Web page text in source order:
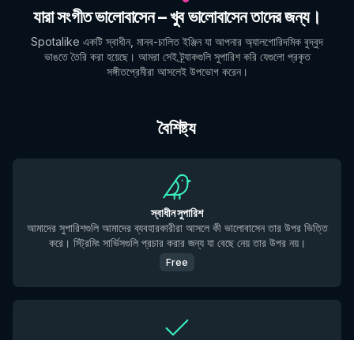
যারা সংগীত ভালোবাসেন – খুব ভালোবাসেন তাদের জন্য।
Spotalike একটি স্বাধীন, মানব-চালিত ইঞ্জিন যা আপনার অ্যালগোরিদমিক বুদ্বুদ
ভাঙতে তৈরি করা হয়েছে। আমরা সেই ট্র্যাকগুলি সুপারিশ করি যেগুলো প্রকৃত
সঙ্গীতপ্রেমীরা আসলেই উপভোগ করেন।
বৈশিষ্ট্য
স্বাধীন সুপারিশ
আমাদের সুপারিশগুলি আমাদের ব্যবহারকারীরা আসলে কী ভালোবাসেন তার উপর ভিত্তি
করে। স্ট্রিমিং সার্ভিসগুলি প্রচার করার জন্য যা বেছে নেয় তার উপর নয়।
Free